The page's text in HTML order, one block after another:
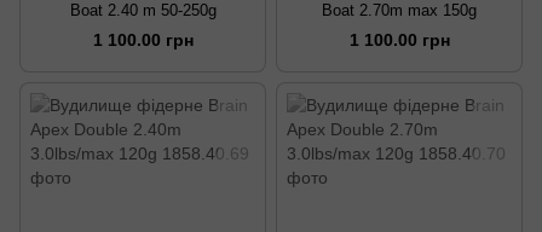
Boat 2.40 m 50-250g
1 100.00 грн
Boat 2.70m max 150g
1 100.00 грн